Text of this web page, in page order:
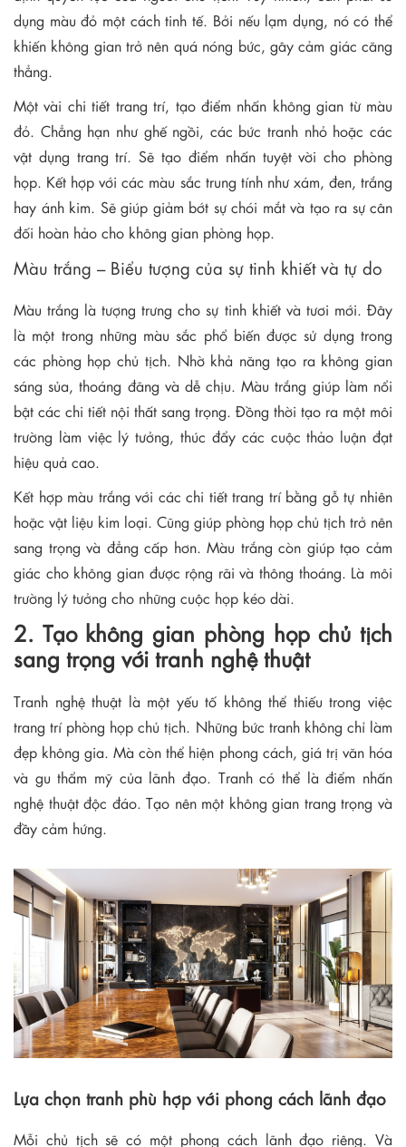
dụng màu đỏ một cách tinh tế. Bởi nếu lạm dụng, nó có thể
khiến không gian trở nên quá nóng bức, gây cảm giác căng
thẳng.
Một vài chi tiết trang trí, tạo điểm nhấn không gian từ màu
đỏ. Chẳng hạn như ghế ngồi, các bức tranh nhỏ hoặc các
vật dụng trang trí. Sẽ tạo điểm nhấn tuyệt vời cho phòng
họp. Kết hợp với các màu sắc trung tính như xám, đen, trắng
hay ánh kim. Sẽ giúp giảm bớt sự chói mắt và tạo ra sự cân
đối hoàn hảo cho không gian phòng họp.
Màu trắng – Biểu tượng của sự tinh khiết và tự do
Màu trắng là tượng trưng cho sự tinh khiết và tươi mới. Đây
là một trong những màu sắc phổ biến được sử dụng trong
các phòng họp chủ tịch. Nhờ khả năng tạo ra không gian
sáng sủa, thoáng đãng và dễ chịu. Màu trắng giúp làm nổi
bật các chi tiết nội thất sang trọng. Đồng thời tạo ra một môi
trường làm việc lý tưởng, thúc đẩy các cuộc thảo luận đạt
hiệu quả cao.
Kết hợp màu trắng với các chi tiết trang trí bằng gỗ tự nhiên
hoặc vật liệu kim loại. Cũng giúp phòng họp chủ tịch trở nên
sang trọng và đẳng cấp hơn. Màu trắng còn giúp tạo cảm
giác cho không gian được rộng rãi và thông thoáng. Là môi
trường lý tưởng cho những cuộc họp kéo dài.
2. Tạo không gian phòng họp chủ tịch
sang trọng với tranh nghệ thuật
Tranh nghệ thuật là một yếu tố không thể thiếu trong việc
trang trí phòng họp chủ tịch. Những bức tranh không chỉ làm
đẹp không gia. Mà còn thể hiện phong cách, giá trị văn hóa
và gu thẩm mỹ của lãnh đạo. Tranh có thể là điểm nhấn
nghệ thuật độc đáo. Tạo nên một không gian trang trọng và
đầy cảm hứng.
Lựa chọn tranh phù hợp với phong cách lãnh đạo
Mỗi chủ tịch sẽ có một phong cách lãnh đạo riêng. Và